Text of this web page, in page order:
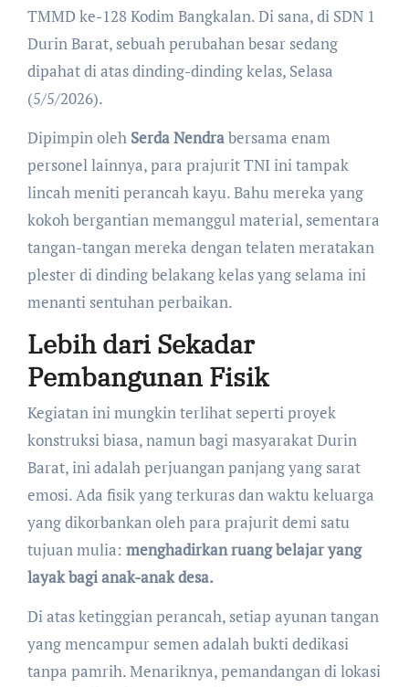
TMMD ke-128 Kodim Bangkalan. Di sana, di SDN 1
Durin Barat, sebuah perubahan besar sedang
dipahat di atas dinding-dinding kelas, Selasa
(5/5/2026).
​Dipimpin oleh Serda Nendrabersama enam
personel lainnya, para prajurit TNI ini tampak
lincah meniti perancah kayu. Bahu mereka yang
kokoh bergantian memanggul material, sementara
tangan-tangan mereka dengan telaten meratakan
plester di dinding belakang kelas yang selama ini
menanti sentuhan perbaikan.
Lebih dari Sekadar
Pembangunan Fisik
​Kegiatan ini mungkin terlihat seperti proyek
konstruksi biasa, namun bagi masyarakat Durin
Barat, ini adalah perjuangan panjang yang sarat
emosi. Ada fisik yang terkuras dan waktu keluarga
yang dikorbankan oleh para prajurit demi satu
tujuan mulia: menghadirkan ruang belajar yang
layak bagi anak-anak desa.
​Di atas ketinggian perancah, setiap ayunan tangan
yang mencampur semen adalah bukti dedikasi
tanpa pamrih. Menariknya, pemandangan di lokasi